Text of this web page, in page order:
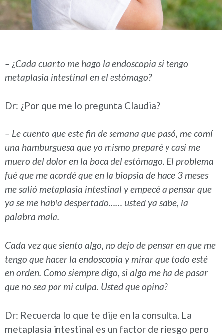
– ¿Cada cuanto me hago la endoscopia si tengo
metaplasia intestinal en el estómago?
Dr: ¿Por que me lo pregunta Claudia?
– Le cuento que este fin de semana que pasó, me comí
una hamburguesa que yo mismo preparé y casi me
muero del dolor en la boca del estómago. El problema
fué que me acordé que en la biopsia de hace 3 meses
me salió metaplasia intestinal y empecé a pensar que
ya se me había despertado…… usted ya sabe, la
palabra mala.
Cada vez que siento algo, no dejo de pensar en que me
tengo que hacer la endoscopia y mirar que todo esté
en orden. Como siempre digo, si algo me ha de pasar
que no sea por mi culpa. Usted que opina?
Dr: Recuerda lo que te dije en la consulta. La
metaplasia intestinal es un factor de riesgo pero